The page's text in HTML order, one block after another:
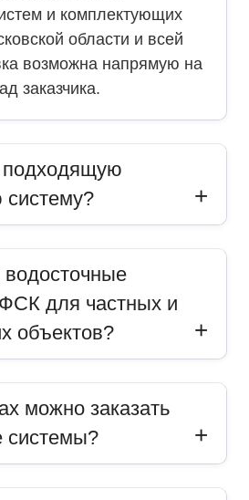
и комплектующих
области и всей
возможна напрямую на
заказчика.
подходящую
систему?
для частных и
объектов?
можно заказать
системы?